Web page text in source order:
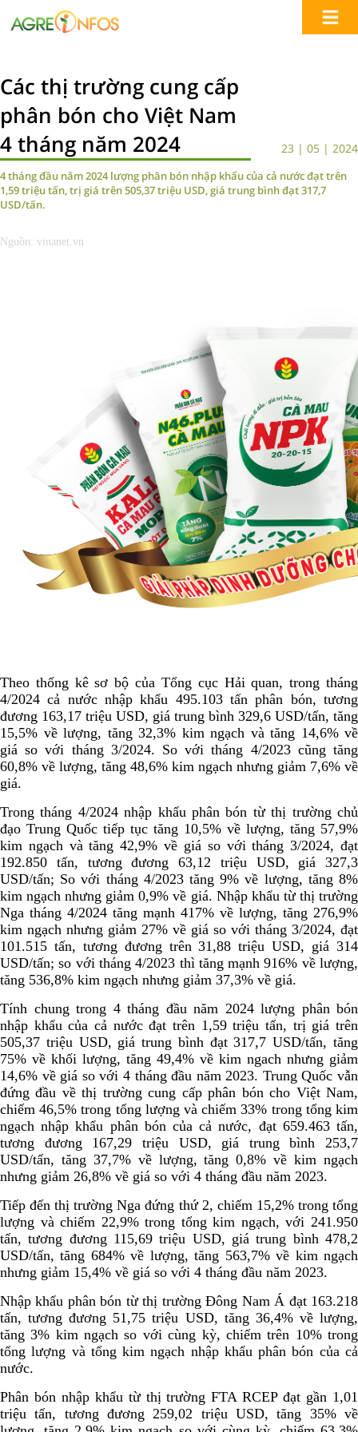
Các thị trường cung cấp
phân bón cho Việt Nam
4 tháng năm 2024
23 | 05 | 2024
4 tháng đầu năm 2024 lượng phân bón nhập khẩu của cả nước đạt trên
1,59 triệu tấn, trị giá trên 505,37 triệu USD, giá trung bình đạt 317,7
USD/tấn.
Nguồn: vinanet.vn
Theo thống kê sơ bộ của Tổng cục Hải quan, trong tháng
4/2024 cả nước nhập khẩu 495.103 tấn phân bón, tương
đương 163,17 triệu USD, giá trung bình 329,6 USD/tấn, tăng
15,5% về lượng, tăng 32,3% kim ngạch và tăng 14,6% về
giá so với tháng 3/2024. So với tháng 4/2023 cũng tăng
60,8% về lượng, tăng 48,6% kim ngạch nhưng giảm 7,6% về
giá.
Trong tháng 4/2024 nhập khẩu phân bón từ thị trường chủ
đạo Trung Quốc tiếp tục tăng 10,5% về lượng, tăng 57,9%
kim ngạch và tăng 42,9% về giá so với tháng 3/2024, đạt
192.850 tấn, tương đương 63,12 triệu USD, giá 327,3
USD/tấn; So với tháng 4/2023 tăng 9% về lượng, tăng 8%
kim ngạch nhưng giảm 0,9% về giá. Nhập khẩu từ thị trường
Nga tháng 4/2024 tăng mạnh 417% về lượng, tăng 276,9%
kim ngạch nhưng giảm 27% về giá so với tháng 3/2024, đạt
101.515 tấn, tương đương trên 31,88 triệu USD, giá 314
USD/tấn; so với tháng 4/2023 thì tăng mạnh 916% về lượng,
tăng 536,8% kim ngạch nhưng giảm 37,3% về giá.
Tính chung trong 4 tháng đầu năm 2024 lượng phân bón
nhập khẩu của cả nước đạt trên 1,59 triệu tấn, trị giá trên
505,37 triệu USD, giá trung bình đạt 317,7 USD/tấn, tăng
75% về khối lượng, tăng 49,4% về kim ngach nhưng giảm
14,6% về giá so với 4 tháng đầu năm 2023. Trung Quốc vẫn
đứng đầu về thị trường cung cấp phân bón cho Việt Nam,
chiếm 46,5% trong tổng lượng và chiếm 33% trong tổng kim
ngạch nhập khẩu phân bón của cả nước, đạt 659.463 tấn,
tương đương 167,29 triệu USD, giá trung bình 253,7
USD/tấn, tăng 37,7% về lượng, tăng 0,8% về kim ngạch
nhưng giảm 26,8% về giá so với 4 tháng đầu năm 2023.
Tiếp đến thị trường Nga đứng thứ 2, chiếm 15,2% trong tổng
lượng và chiếm 22,9% trong tổng kim ngạch, với 241.950
tấn, tương đương 115,69 triệu USD, giá trung bình 478,2
USD/tấn, tăng 684% về lượng, tăng 563,7% về kim ngạch
nhưng giảm 15,4% về giá so với 4 tháng đầu năm 2023.
Nhập khẩu phân bón từ thị trường Đông Nam Á đạt 163.218
tấn, tương đương 51,75 triệu USD, tăng 36,4% về lượng,
tăng 3% kim ngạch so với cùng kỳ, chiếm trên 10% trong
tổng lượng và tổng kim ngạch nhập khẩu phân bón của cả
nước.
Phân bón nhập khẩu từ thị trường FTA RCEP đạt gần 1,01
triệu tấn, tương đương 259,02 triệu USD, tăng 35% về